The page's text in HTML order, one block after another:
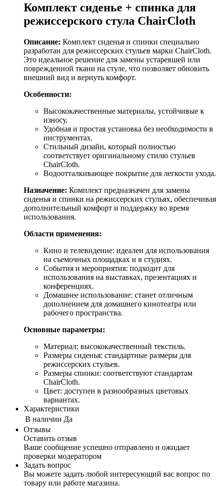
Комплект сиденье + спинка для
режиссерского стула ChairCloth
Описание: Комплект сиденья и спинки специально
разработан для режиссерских стульев марки ChairCloth.
Это идеальное решение для замены устаревшей или
поврежденной ткани на стуле, что позволяет обновить
внешний вид и вернуть комфорт.
Особенности:
Высококачественные материалы, устойчивые к
износу.
Удобная и простая установка без необходимости в
инструментах.
Стильный дизайн, который полностью
соответствует оригинальному стилю стульев
ChairCloth.
Водоотталкивающее покрытие для легкости ухода.
Назначение: Комплект предназначен для замены
сиденья и спинки на режиссерских стульях, обеспечивая
дополнительный комфорт и поддержку во время
использования.
Области применения:
Кино и телевидение: идеален для использования
на съемочных площадках и в студиях.
События и мероприятия: подходит для
использования на выставках, презентациях и
конференциях.
Домашнее использование: станет отличным
дополнением для домашнего кинотеатра или
рабочего пространства.
Основные параметры:
Материал: высококачественный текстиль.
Размеры сиденья: стандартные размеры для
режиссерских стульев.
Размеры спинки: соответствуют стандартам
ChairCloth.
Цвет: доступен в разнообразных цветовых
вариантах.
Характеристики
В наличии Да
Отзывы
Оставить отзыв
Ваше сообщение успешно отправлено и ожидает
проверки модератором
Задать вопрос
Вы можете задать любой интересующий вас вопрос по
товару или работе магазина.